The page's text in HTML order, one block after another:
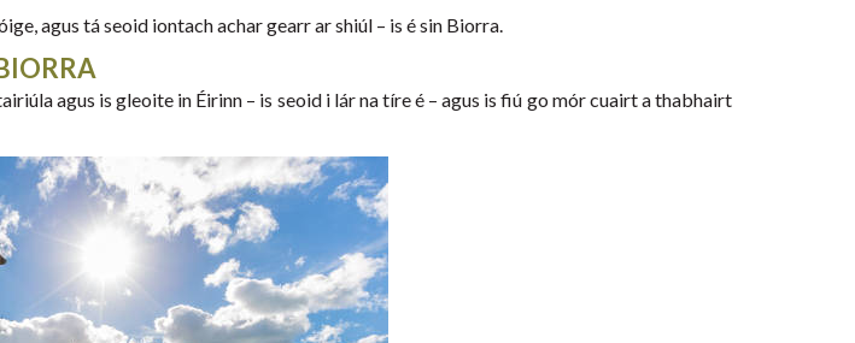
agus tá seoid iontach achar gearr ar shiúl – is é sin Biorra.
agus is gleoite in Éirinn – is seoid i lár na tíre é – agus is fiú go mór cuairt a thabhairt